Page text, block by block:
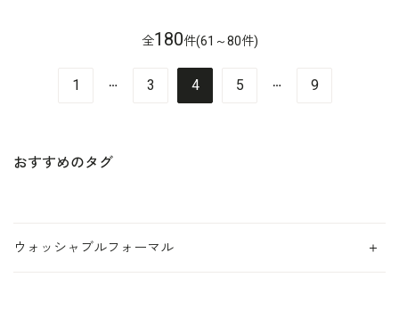
全180件(61～80件)
1 3 4 5 9
おすすめのタグ
ウォッシャブルフォーマル